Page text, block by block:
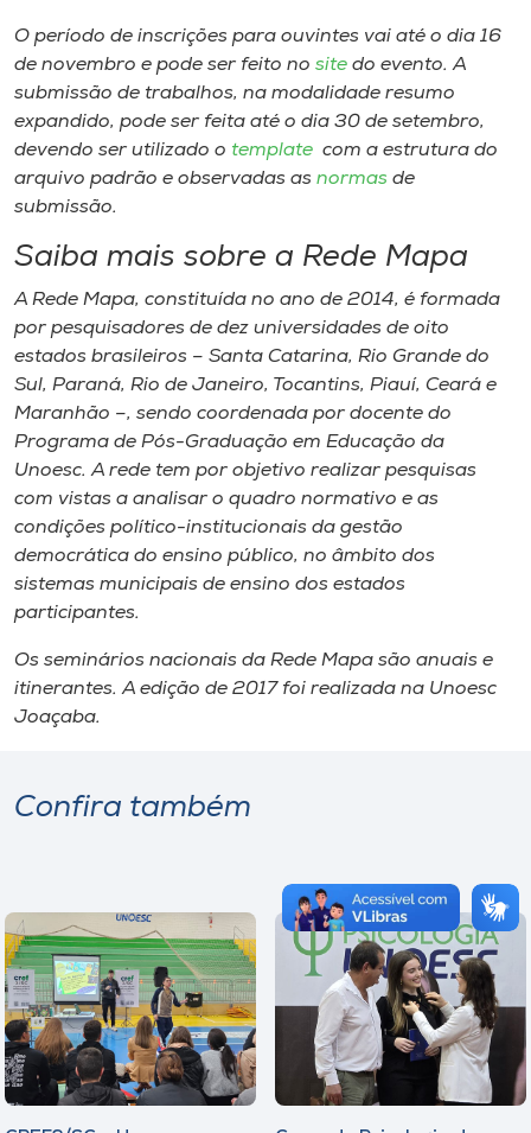
O período de inscrições para ouvintes vai até o dia 16
de novembro e pode ser feito no site do evento. A
submissão de trabalhos, na modalidade resumo
expandido, pode ser feita até o dia 30 de setembro,
devendo ser utilizado o template com a estrutura do
arquivo padrão e observadas as normas de
submissão.
Saiba mais sobre a Rede Mapa
A Rede Mapa, constituída no ano de 2014, é formada
por pesquisadores de dez universidades de oito
estados brasileiros – Santa Catarina, Rio Grande do
Sul, Paraná, Rio de Janeiro, Tocantins, Piauí, Ceará e
Maranhão –, sendo coordenada por docente do
Programa de Pós-Graduação em Educação da
Unoesc. A rede tem por objetivo realizar pesquisas
com vistas a analisar o quadro normativo e as
condições político-institucionais da gestão
democrática do ensino público, no âmbito dos
sistemas municipais de ensino dos estados
participantes.
Os seminários nacionais da Rede Mapa são anuais e
itinerantes. A edição de 2017 foi realizada na Unoesc
Joaçaba.
Confira também